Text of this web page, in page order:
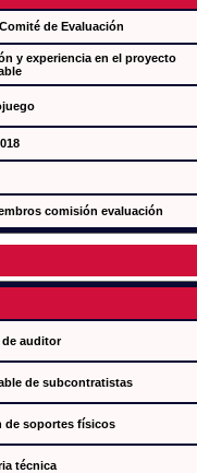
de Evaluación
y experiencia en el proyecto
comisión evaluación
auditor
de subcontratistas
de soportes físicos
técnica